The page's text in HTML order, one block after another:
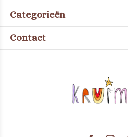
Categorieën
Contact